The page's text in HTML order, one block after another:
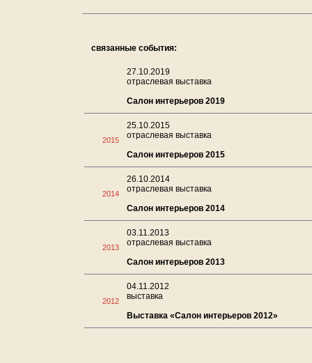
связанные события:
27.10.2019
отраслевая выставка
Салон интерьеров 2019
2015
25.10.2015
отраслевая выставка
Салон интерьеров 2015
2014
26.10.2014
отраслевая выставка
Салон интерьеров 2014
2013
03.11.2013
отраслевая выставка
Салон интерьеров 2013
2012
04.11.2012
выставка
Выставка «Салон интерьеров 2012»